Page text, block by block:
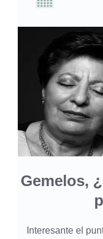
Gemelos,
Interesante el